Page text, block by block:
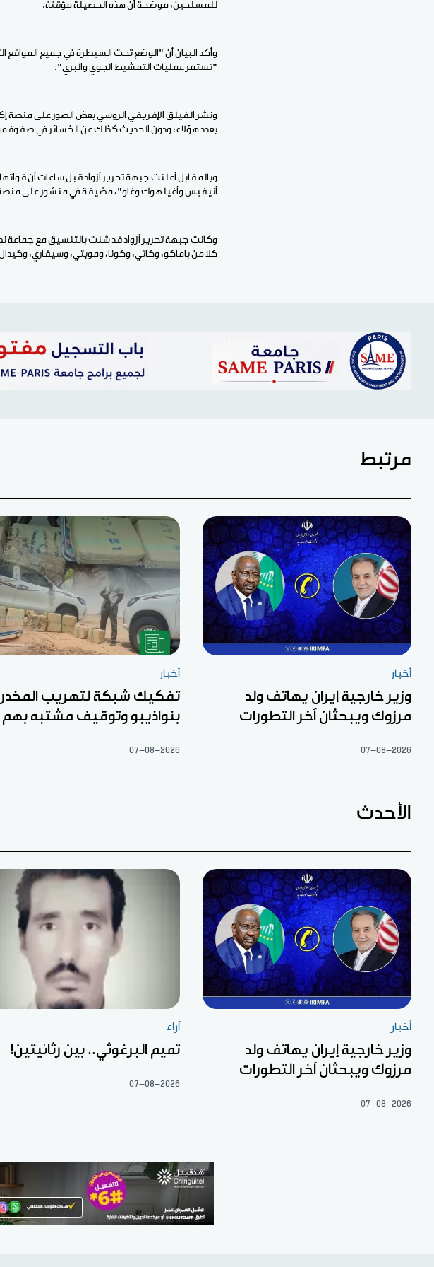
للمسلحين، موضحة أن هذه الحصيلة مؤقتة.
وأكد البيان أن "الوضع تحت السيطرة في جميع
"تستمر عمليات التمشيط الجوي والبري".
ونشر الفيلق الإفريقي الروسي بعض الصور على
بعدد هؤلاء، ودون الحديث كذلك عن الخسائر في صفوفه
وبالمقابل أعلنت جبهة تحرير أزواد قبل ساعات أن
أنيفيس وأغيلهوك وغاو"، مضيفة في منشور على
كلا من باماكو، وكاتي، وكونا، وموبتي، وسيفاري،
مرتبط
أخبار
وزير خارجية إيران يهاتف ولد
مرزوك ويبحثان آخر التطورات
07-08-2026
أخبار
تفكيك شبكة لتهريب
بنواذيبو وتوقيف مشتبه بهم
07-08-2026
الأحدث
أخبار
وزير خارجية إيران يهاتف ولد
مرزوك ويبحثان آخر التطورات
07-08-2026
آراء
تميم البرغوثي.. بين رثائيتين!
07-08-2026